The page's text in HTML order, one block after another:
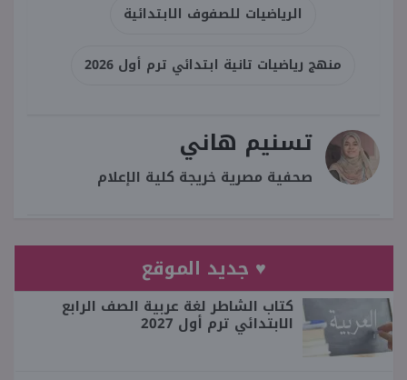
الرياضيات للصفوف الابتدائية
منهج رياضيات تانية ابتدائي ترم أول 2026
تسنيم هاني
صحفية مصرية خريجة كلية الإعلام
♥ جديد الموقع
كتاب الشاطر لغة عربية الصف الرابع
الابتدائي ترم أول 2027